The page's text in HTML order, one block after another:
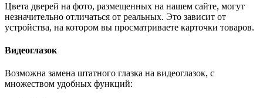
Цвета дверей на фото, размещенных на нашем сайте, могут
незначительно отличаться от реальных. Это зависит от
устройства, на котором вы просматриваете карточки товаров.
Видеоглазок
Возможна замена штатного глазка на видеоглазок, с
множеством удобных функций: